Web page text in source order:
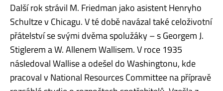
Další rok strávil M. Friedman jako asistent Henryho
Schultze v Chicagu. V té době navázal také celoživotní
přátelství se svými dvěma spolužáky – s Georgem J.
Stiglerem a W. Allenem Wallisem. V roce 1935
následoval Wallise a odešel do Washingtonu, kde
pracoval v National Resources Committee na přípravě